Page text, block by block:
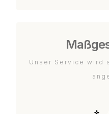
Unser Service wird